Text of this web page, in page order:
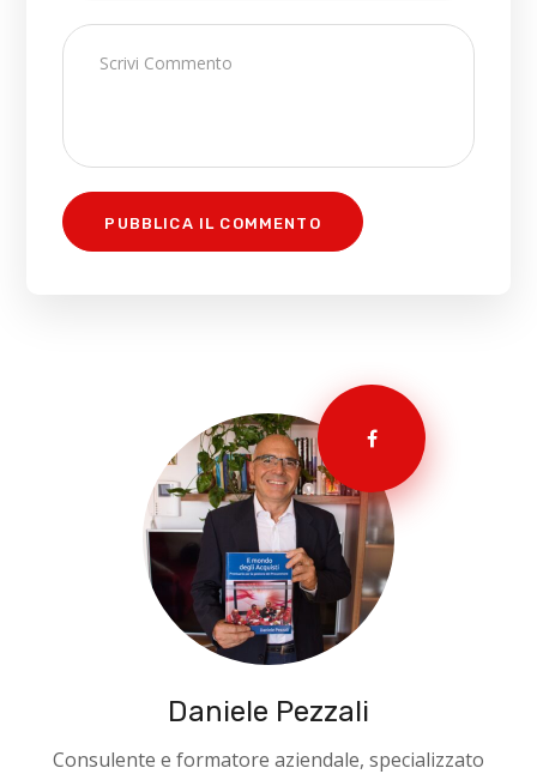
Daniele Pezzali
Consulente e formatore aziendale, specializzato